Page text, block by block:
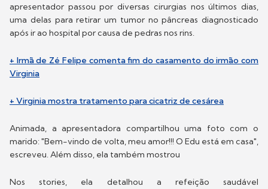
apresentador passou por diversas cirurgias nos últimos dias,
uma delas para retirar um tumor no pâncreas diagnosticado
após ir ao hospital por causa de pedras nos rins.
+ Irmã de Zé Felipe comenta fim do casamento do irmão com
Virginia
+ Virginia mostra tratamento para cicatriz de cesárea
Animada, a apresentadora compartilhou uma foto com o
marido: "Bem-vindo de volta, meu amor!!! O Edu está em casa",
escreveu. Além disso, ela também mostrou
Nos stories, ela detalhou a refeição saudável